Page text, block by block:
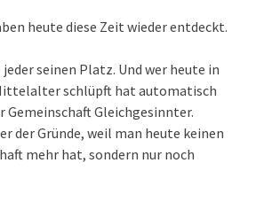
heute diese Zeit wieder entdeckt.
seinen Platz. Und wer heute in
schlüpft hat automatisch
Gemeinschaft Gleichgesinnter.
der Gründe, weil man heute keinen
mehr hat, sondern nur noch